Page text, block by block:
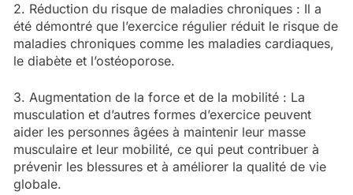
2. Réduction du risque de maladies chroniques : Il a
été démontré que l’exercice régulier réduit le risque de
maladies chroniques comme les maladies cardiaques,
le diabète et l’ostéoporose.
3. Augmentation de la force et de la mobilité : La
musculation et d’autres formes d’exercice peuvent
aider les personnes âgées à maintenir leur masse
musculaire et leur mobilité, ce qui peut contribuer à
prévenir les blessures et à améliorer la qualité de vie
globale.